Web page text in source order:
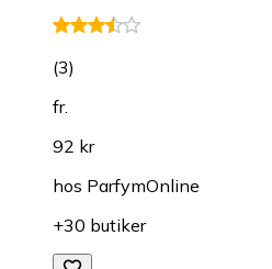
(3)
fr.
92 kr
hos ParfymOnline
+30 butiker